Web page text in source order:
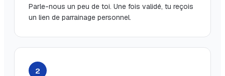
Parle-nous un peu de toi. Une fois validé, tu reçois
un lien de parrainage personnel.
2